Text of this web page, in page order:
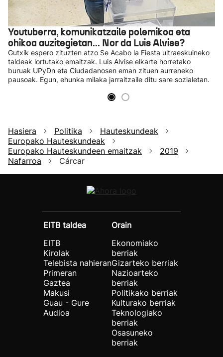
Youtuberra, komunikatzaile polemikoa eta
ohikoa auzitegietan... Nor da Luis Alvise?
Gutxik espero zituzten atzo Se Acabo la Fiesta ultraeskuineko
taldeak lortutako emaitzak. Luis Alvise elkarte horretako
buruak UPyDn eta Ciudadanosen eman zituen aurreneko
pausoak. Egun, ehunka milaka jarraitzaile ditu sare sozialetan.
Hasiera Politika
Hauteskundeak
Europako Hauteskundeak
Europako Hauteskundeen emaitzak
2019
Nafarroa
Cárcar
EITB taldea
EITB
Kirolak
Telebista nahieran
Primeran
Gaztea
Makusi
Guau - Gure
Audioa
Orain
Ekonomiako
berriak
Gizarteko berriak
Nazioarteko
berriak
Politikako berriak
Kulturako berriak
Teknologiako
berriak
Osasuneko
berriak